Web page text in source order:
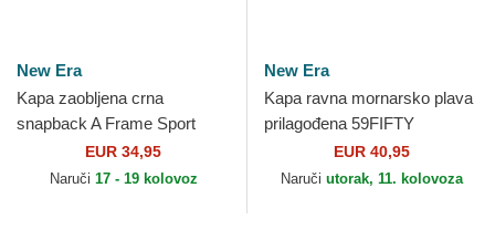
New Era
Kapa zaobljena crna
snapback A Frame Sport
Seattle Mariners MLB New
EUR 34,95
Naruči 17 - 19 kolovoz
New Era
Kapa ravna mornarsko plava
prilagođena 59FIFTY
Authentic On Field Seattle
Mariners MLB New Era
EUR 40,95
Naruči utorak, 11. kolovoza